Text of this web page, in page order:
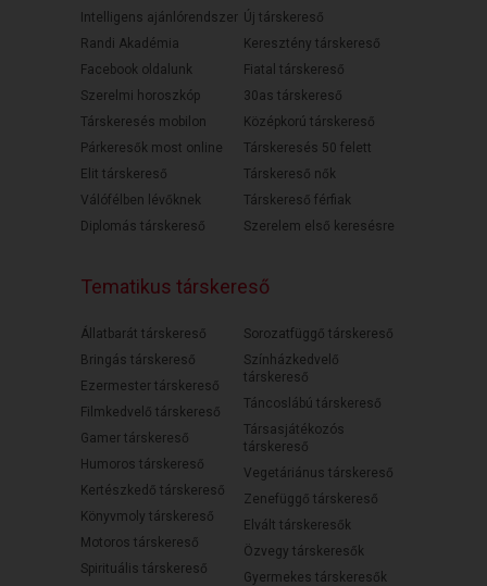
Intelligens ajánlórendszer
Randi Akadémia
Facebook oldalunk
Szerelmi horoszkóp
Társkeresés mobilon
Párkeresők most online
Elit társkereső
Válófélben lévőknek
Diplomás társkereső
Új társkereső
Keresztény társkereső
Fiatal társkereső
30as társkereső
Középkorú társkereső
Társkeresés 50 felett
Társkereső nők
Társkereső férfiak
Szerelem első keresésre
Tematikus társkereső
Állatbarát társkereső
Bringás társkereső
Ezermester társkereső
Filmkedvelő társkereső
Gamer társkereső
Humoros társkereső
Kertészkedő társkereső
Könyvmoly társkereső
Motoros társkereső
Spirituális társkereső
Sorozatfüggő társkereső
Színházkedvelő
társkereső
Táncoslábú társkereső
Társasjátékozós
társkereső
Vegetáriánus társkereső
Zenefüggő társkereső
Elvált társkeresők
Özvegy társkeresők
Gyermekes társkeresők